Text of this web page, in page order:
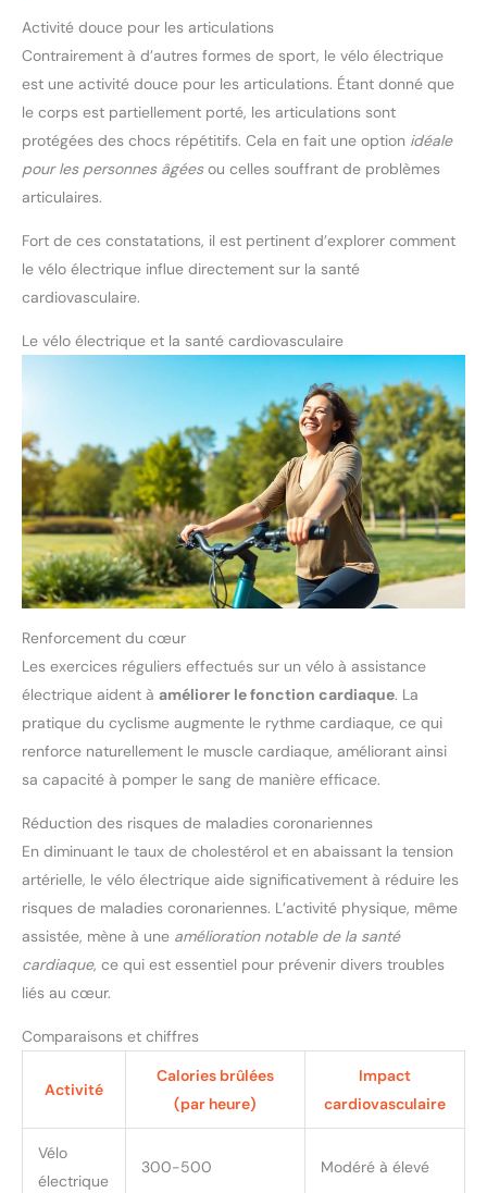
Activité douce pour les articulations
Contrairement à d’autres formes de sport, le vélo électrique
est une activité douce pour les articulations. Étant donné que
le corps est partiellement porté, les articulations sont
protégées des chocs répétitifs. Cela en fait une option idéale
pour les personnes âgéesou celles souffrant de problèmes
articulaires.
Fort de ces constatations, il est pertinent d’explorer comment
le vélo électrique influe directement sur la santé
cardiovasculaire.
Le vélo électrique et la santé cardiovasculaire
Renforcement du cœur
Les exercices réguliers effectués sur un vélo à assistance
électrique aident à améliorer le fonction cardiaque. La
pratique du cyclisme augmente le rythme cardiaque, ce qui
renforce naturellement le muscle cardiaque, améliorant ainsi
sa capacité à pomper le sang de manière efficace.
Réduction des risques de maladies coronariennes
En diminuant le taux de cholestérol et en abaissant la tension
artérielle, le vélo électrique aide significativement à réduire les
risques de maladies coronariennes. L’activité physique, même
assistée, mène à une amélioration notable de la santé
cardiaque, ce qui est essentiel pour prévenir divers troubles
liés au cœur.
Comparaisons et chiffres
Activité
Calories brûlées
(par heure)
Impact
cardiovasculaire
Vélo
électrique
300-500 Modéré à élevé